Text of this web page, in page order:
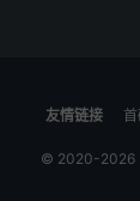
友情链接
© 2020-2026